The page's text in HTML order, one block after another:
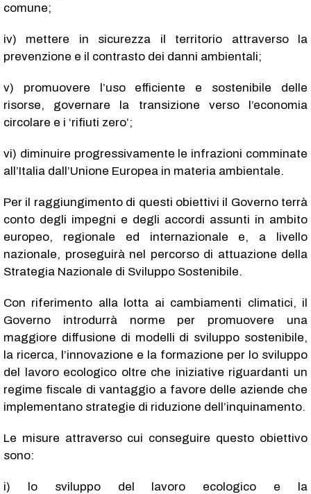
comune;
iv) mettere in sicurezza il territorio attraverso la
prevenzione e il contrasto dei danni ambientali;
v) promuovere l’uso efficiente e sostenibile delle
risorse, governare la transizione verso l’economia
circolare e i ‘rifiuti zero’;
vi) diminuire progressivamente le infrazioni comminate
all’Italia dall’Unione Europea in materia ambientale.
Per il raggiungimento di questi obiettivi il Governo terrà
conto degli impegni e degli accordi assunti in ambito
europeo, regionale ed internazionale e, a livello
nazionale, proseguirà nel percorso di attuazione della
Strategia Nazionale di Sviluppo Sostenibile.
Con riferimento alla lotta ai cambiamenti climatici, il
Governo introdurrà norme per promuovere una
maggiore diffusione di modelli di sviluppo sostenibile,
la ricerca, l’innovazione e la formazione per lo sviluppo
del lavoro ecologico oltre che iniziative riguardanti un
regime fiscale di vantaggio a favore delle aziende che
implementano strategie di riduzione dell’inquinamento.
Le misure attraverso cui conseguire questo obiettivo
sono:
i) lo sviluppo del lavoro ecologico e la